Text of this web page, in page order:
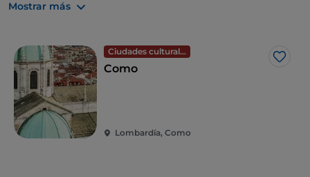
locales.
Mostrar más
Ciudades culturales
Me
Como
Lombardía, Como